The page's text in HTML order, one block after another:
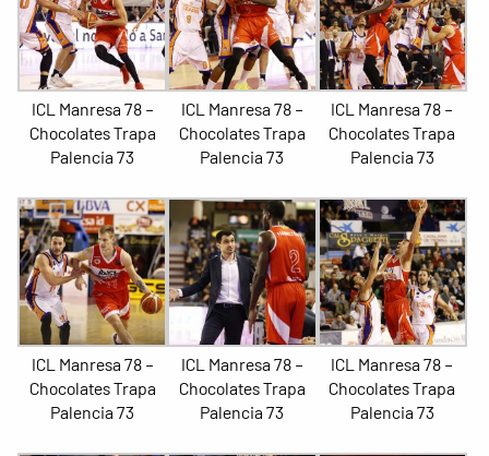
ICL Manresa 78 –
Chocolates Trapa
Palencia 73
ICL Manresa 78 –
Chocolates Trapa
Palencia 73
ICL Manresa 78 –
Chocolates Trapa
Palencia 73
ICL Manresa 78 –
Chocolates Trapa
Palencia 73
ICL Manresa 78 –
Chocolates Trapa
Palencia 73
ICL Manresa 78 –
Chocolates Trapa
Palencia 73